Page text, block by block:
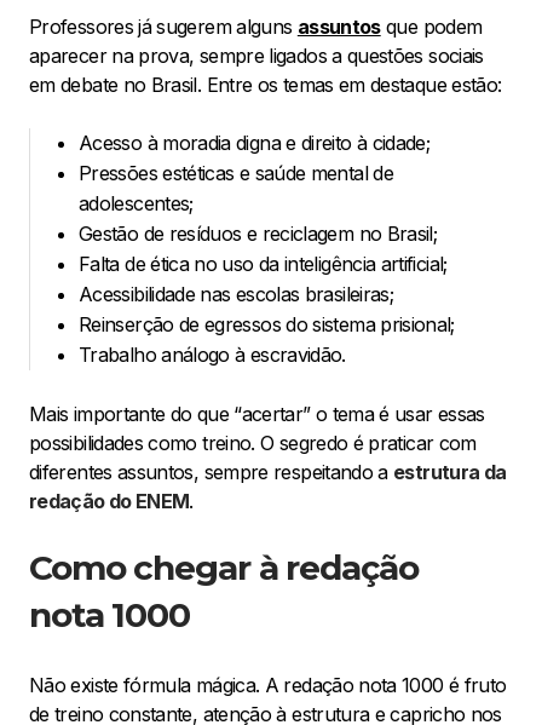
Professores já sugerem alguns assuntosque podem
aparecer na prova, sempre ligados a questões sociais
em debate no Brasil. Entre os temas em destaque estão:
Acesso à moradia digna e direito à cidade;
Pressões estéticas e saúde mental de
adolescentes;
Gestão de resíduos e reciclagem no Brasil;
Falta de ética no uso da inteligência artificial;
Acessibilidade nas escolas brasileiras;
Reinserção de egressos do sistema prisional;
Trabalho análogo à escravidão.
Mais importante do que “acertar” o tema é usar essas
possibilidades como treino. O segredo é praticar com
diferentes assuntos, sempre respeitando a estrutura da
redação do ENEM.
Como chegar à redação
nota 1000
Não existe fórmula mágica. A redação nota 1000 é fruto
de treino constante, atenção à estrutura e capricho nos